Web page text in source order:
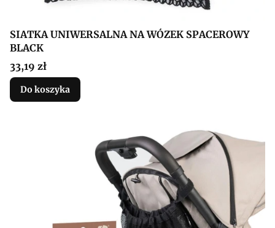
SIATKA UNIWERSALNA NA WÓZEK SPACEROWY
BLACK
Cena
33,19 zł
Do koszyka